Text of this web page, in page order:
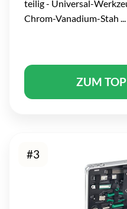
teilig - Universal-
Chrom-Vanadium-Stah ...
ZUM
#3